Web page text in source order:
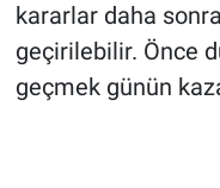
kararlar daha
geçirilebilir. Önce
geçmek günün